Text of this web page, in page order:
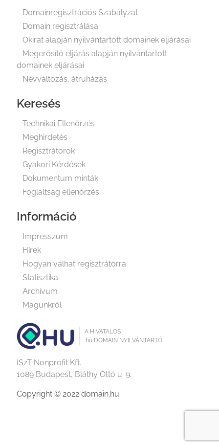
Domainregisztrációs Szabályzat
Domain regisztrálása
Okirat alapján nyilvántartott domainek eljárásai
Megerősítő eljárás alapján nyilvántartott
domainek eljárásai
Névváltozás, átruházás
Keresés
Technikai Ellenőrzés
Meghirdetés
Regisztrátorok
Gyakori Kérdések
Dokumentum minták
Foglaltság ellenőrzés
Információ
Impresszum
Hírek
Hogyan válhat regisztrátorrá
Statisztika
Archívum
Magunkról
A HIVATALOS
.hu DOMAIN NYILVÁNTARTÓ
ISzT Nonprofit Kft.
1089 Budapest, Bláthy Ottó u. 9.
Copyright © 2022 domain.hu